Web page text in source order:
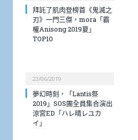
拜託了肌肉登榜首《鬼滅之
刃》一門三傑，mora「霸
權Anisong 2019夏」
TOP10
23/06/2019
夢幻時刻，「Lantis祭
2019」SOS團全員集合演出
涼宮ED「ハレ晴レユカ
イ」